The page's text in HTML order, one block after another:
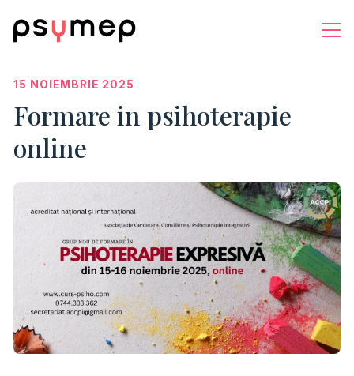
15 NOIEMBRIE 2025
Formare in psihoterapie
online